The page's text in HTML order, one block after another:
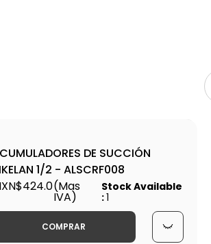
DE SUCCIÓN
1/2 - ALSCRF008
(Mas
IVA)
Stock Available
:1
COMPRAR